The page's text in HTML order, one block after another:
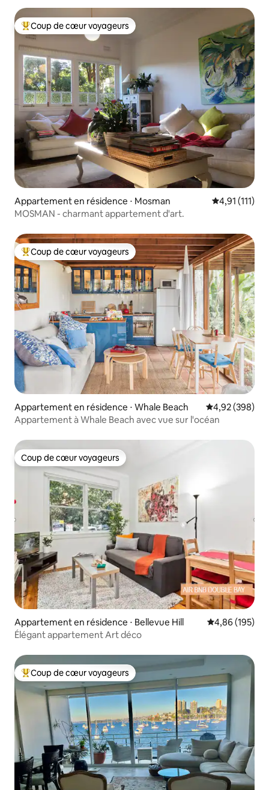
Coups de cœur voyageurs les plus appréciés
Coup de cœur voyageurs
Appartement en résidence ⋅ Mosman Évaluation
4,91 (111)
MOSMAN - charmant appartement d'art.
Coups de cœur voyageurs les plus appréciés
Coup de cœur voyageurs
Appartement en résidence ⋅ Whale Beach Évaluation
4,92 (398)
Appartement à Whale Beach avec vue sur l'océan
Coup de cœur voyageurs
Coup de cœur voyageurs
Appartement en résidence ⋅ Bellevue Hill Évaluation
4,86 (195)
Élégant appartement Art déco
Coups de cœur voyageurs les plus appréciés
Coup de cœur voyageurs